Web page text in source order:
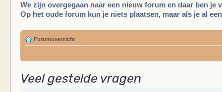
We zijn overgegaan naar een nieuw forum en daar ben je
Op het oude forum kun je niets plaatsen, maar als je al
Forumoverzicht
Veel gestelde vragen